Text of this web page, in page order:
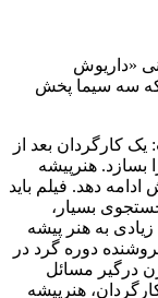
«داریوش
۱۷ تیر ماه ساعت ۱۰ از شبکه سه سیما پخش
کارگردان بعد از
بسازد. هنرپیشه
دهد. فیلم باید
بسیار،
به هنر پیشه
دوره گرد در
درگیر مسائل
هنرپیشه